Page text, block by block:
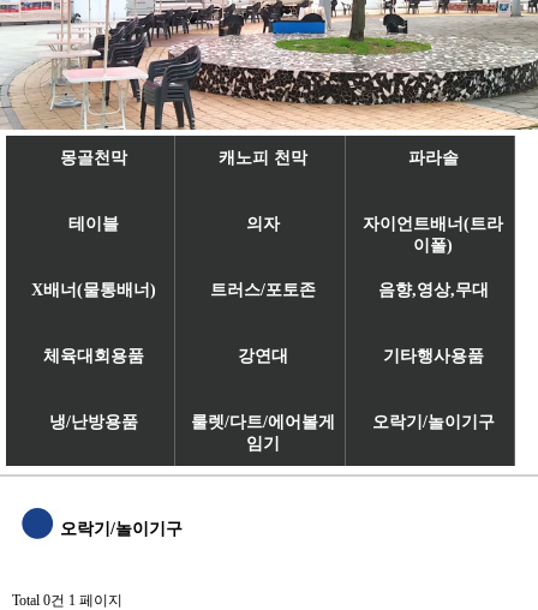
몽골천막 캐노피 천막 파라솔
테이블 의자
자이언트배너(트라
이폴)
X배너(물통배너) 트러스/포토존 음향,영상,무대
체육대회용품 강연대 기타행사용품
냉/난방용품
룰렛/다트/에어볼게
임기
오락기/놀이기구
오락기/놀이기구
Total 0건 1 페이지